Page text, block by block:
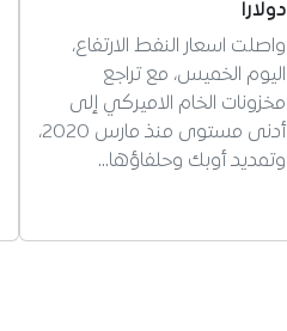
دولارا
واصلت اسعار النفط الارتفاع،
اليوم الخميس، مع تراجع
مخزونات الخام الاميركي إلى
أدنى مستوى منذ مارس 2020،
وتمديد أوبك وحلفاؤها…